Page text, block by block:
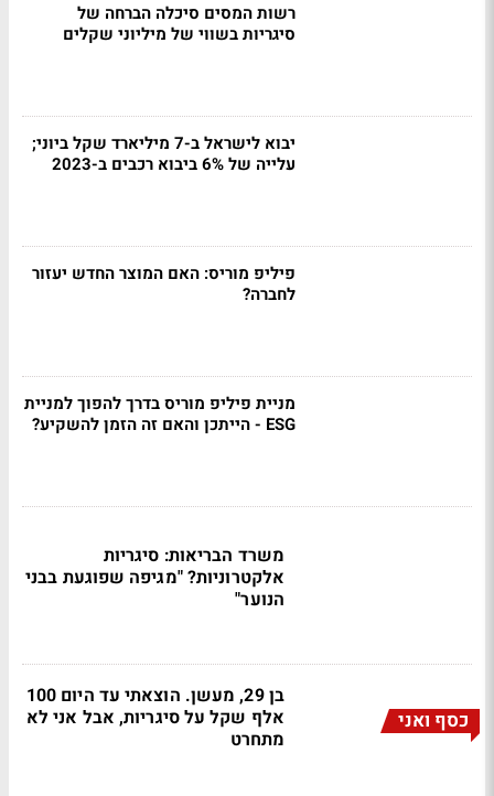
רשות המסים סיכלה הברחה של
סיגריות בשווי של מיליוני שקלים
יבוא לישראל ב-7 מיליארד שקל ביוני;
עלייה של 6% ביבוא רכבים ב-2023
פיליפ מוריס: האם המוצר החדש יעזור
לחברה?
מניית פיליפ מוריס בדרך להפוך למניית
ESG - הייתכן והאם זה הזמן להשקיע?
משרד הבריאות: סיגריות
אלקטרוניות? "מגיפה שפוגעת בבני
הנוער"
כסף ואני
בן 29, מעשן. הוצאתי עד היום 100
אלף שקל על סיגריות, אבל אני לא
מתחרט